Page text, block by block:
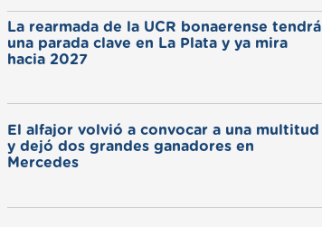
La rearmada de la UCR bonaerense tendrá
una parada clave en La Plata y ya mira
hacia 2027
El alfajor volvió a convocar a una multitud
y dejó dos grandes ganadores en
Mercedes